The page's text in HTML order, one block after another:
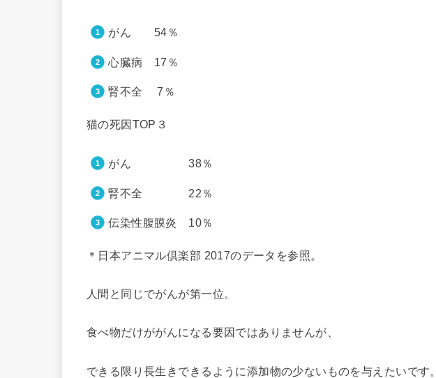
がん 54％
心臓病 17％
腎不全 7％
猫の死因TOP３
がん 38％
腎不全 22％
伝染性腹膜炎 10％
＊日本アニマル倶楽部 2017のデータを参照。
人間と同じでがんが第一位。
食べ物だけががんになる要因ではありませんが、
できる限り長生きできるように添加物の少ないものを与えたいです。